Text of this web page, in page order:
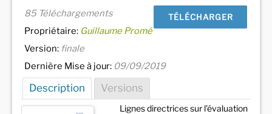
TÉLÉCHARGER
85 Téléchargements
Propriétaire: Guillaume Promé
Version: finale
Dernière Mise à jour: 09/09/2019
Description Versions
Lignes directrices sur l’évaluation